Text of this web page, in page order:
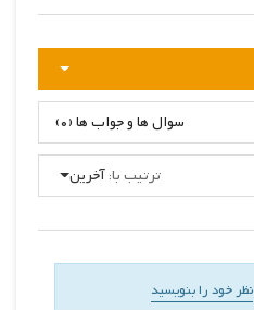
سوال ها و جواب ها (0)
ترتیب با: آخرین
نظر خود را بنویسید